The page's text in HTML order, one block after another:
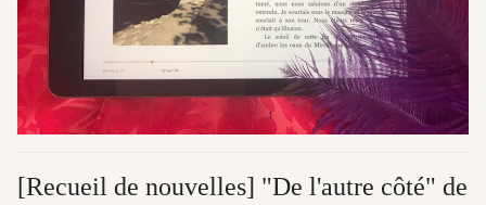
[Recueil de nouvelles] "De l'autre côté" de